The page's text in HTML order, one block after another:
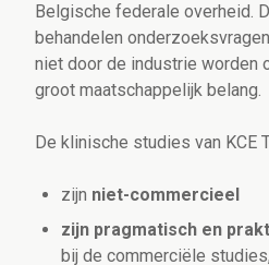
Belgische federale overheid.
behandelen
niet door de industrie worden
groot maatschappelijk belang.
De klinische studies van KCE
zijn niet-commercieel
zijn pragmatisch en
bij de commerciële